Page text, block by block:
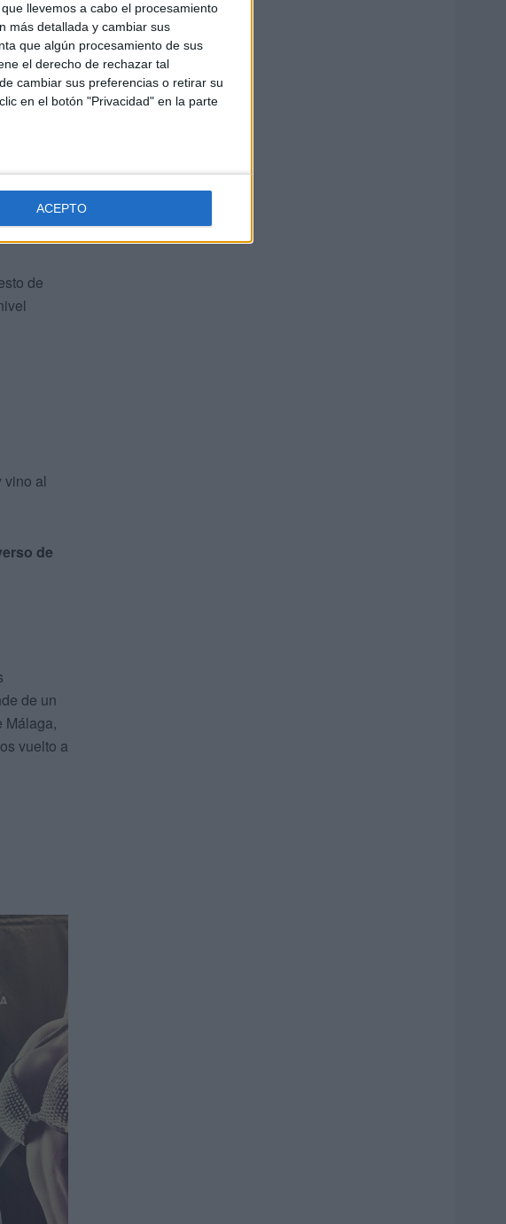
llevemos a cabo el procesamiento
más detallada y cambiar sus
que algún procesamiento de sus
el derecho de rechazar tal
cambiar sus preferencias o retirar su
en el botón "Privacidad" en la parte
ACEPTO
el
de
vino al
de
de un
Málaga,
vuelto a